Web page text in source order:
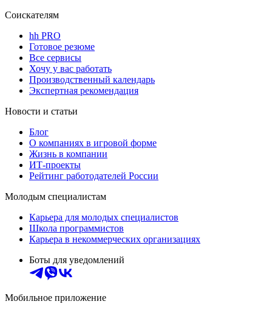
Соискателям
hh PRO
Готовое резюме
Все сервисы
Хочу у вас работать
Производственный календарь
Экспертная рекомендация
Новости и статьи
Блог
О компаниях в игровой форме
Жизнь в компании
ИТ-проекты
Рейтинг работодателей России
Молодым специалистам
Карьера для молодых специалистов
Школа программистов
Карьера в некоммерческих организациях
Боты для уведомлений
Мобильное приложение